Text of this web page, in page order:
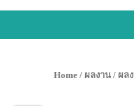
Home / ผลงาน / ผล